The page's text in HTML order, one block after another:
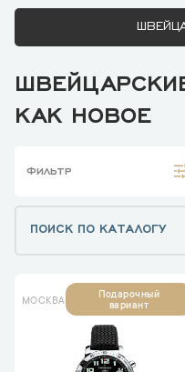
КАК НОВОЕ
ФИЛЬТР
МОСКВА
Подарочный
вариант